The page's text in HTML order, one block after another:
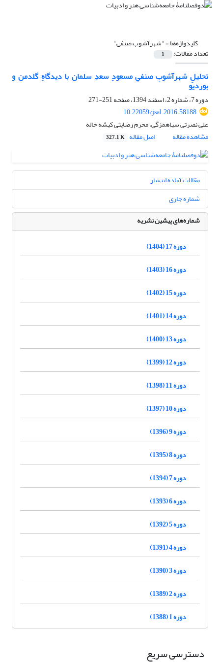
کلیدواژه‌ها ="شهرآشوب صنفی"
تعداد مقالات: 1
تحلیلِ شهرآشوبِ صنفیِ مسعودِ سعدِ سلمان با دیدگاهِ گلدمن و
بوردیو
دوره 7، شماره 2، اسفند 1394، صفحه
251-271
10.22059/jsal.2016.58188
علی نصرتی سیاهمزگی، محرم رضایتی کیشه خاله
مشاهده مقاله
اصل مقاله 327.1 K
مقالات آماده انتشار
شماره جاری
شماره‌های پیشین نشریه
دوره 17 (1404)
دوره 16 (1403)
دوره 15 (1402)
دوره 14 (1401)
دوره 13 (1400)
دوره 12 (1399)
دوره 11 (1398)
دوره 10 (1397)
دوره 9 (1396)
دوره 8 (1395)
دوره 7 (1394)
دوره 6 (1393)
دوره 5 (1392)
دوره 4 (1391)
دوره 3 (1390)
دوره 2 (1389)
دوره 1 (1388)
دسترسی سریع